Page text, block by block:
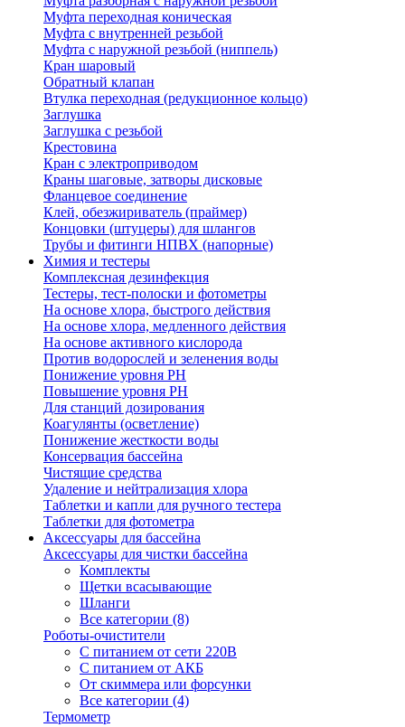
Муфта переходная коническая
Муфта с внутренней резьбой
Муфта с наружной резьбой (ниппель)
Кран шаровый
Обратный клапан
Втулка переходная (редукционное кольцо)
Заглушка
Заглушка с резьбой
Крестовина
Кран с электроприводом
Краны шаговые, затворы дисковые
Фланцевое соединение
Клей, обезжириватель (праймер)
Концовки (штуцеры) для шлангов
Трубы и фитинги НПВХ (напорные)
Химия и тестеры
Комплексная дезинфекция
Тестеры, тест-полоски и фотометры
На основе хлора, быстрого действия
На основе хлора, медленного действия
На основе активного кислорода
Против водорослей и зеленения воды
Понижение уровня РН
Повышение уровня РН
Для станций дозирования
Коагулянты (осветление)
Понижение жесткости воды
Консервация бассейна
Чистящие средства
Удаление и нейтрализация хлора
Таблетки и капли для ручного тестера
Таблетки для фотометра
Аксессуары для бассейна
Аксессуары для чистки бассейна
Комплекты
Щетки всасывающие
Шланги
Все категории (8)
Роботы-очистители
С питанием от сети 220В
С питанием от АКБ
От скиммера или форсунки
Все категории (4)
Термометр